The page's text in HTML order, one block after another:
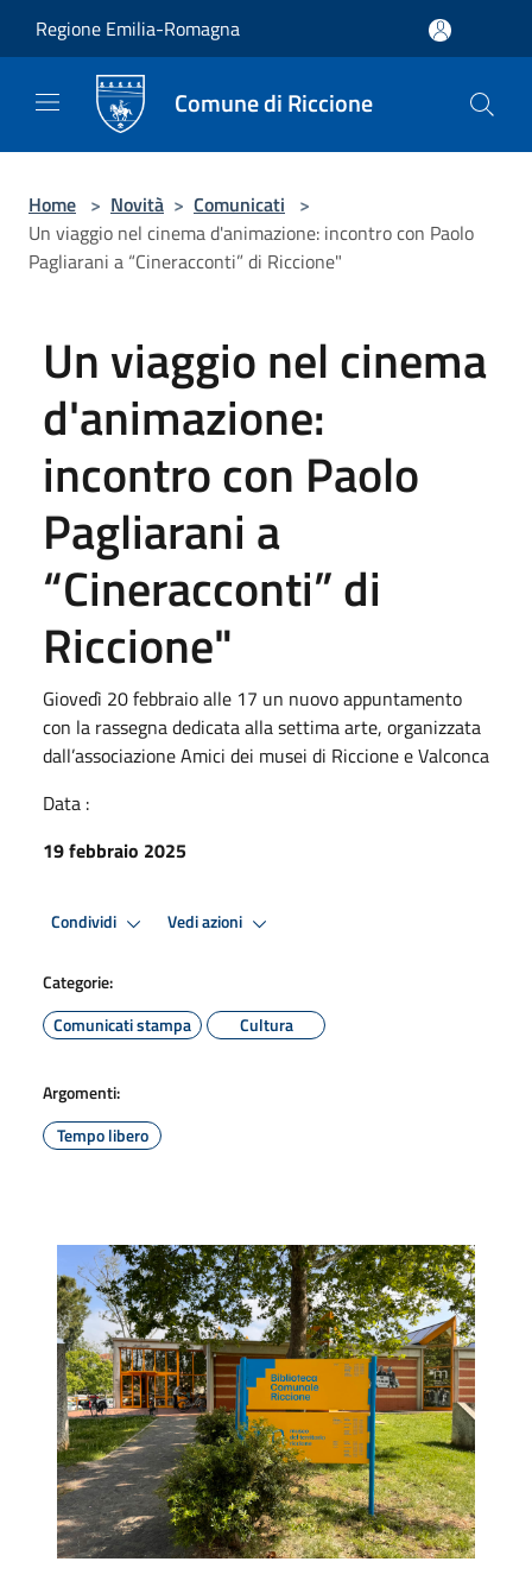
Regione Emilia-Romagna
Comune di Riccione
Home > Novità > Comunicati >
Un viaggio nel cinema d'animazione: incontro con Paolo
Pagliarani a “Cineracconti” di Riccione"
Un viaggio nel cinema
d'animazione:
incontro con Paolo
Pagliarani a
“Cineracconti” di
Riccione"
Giovedì 20 febbraio alle 17 un nuovo appuntamento
con la rassegna dedicata alla settima arte, organizzata
dall’associazione Amici dei musei di Riccione e Valconca
Data :
19 febbraio 2025
Condividi Vedi azioni
Categorie:
Comunicati stampa
Cultura
Argomenti:
Tempo libero